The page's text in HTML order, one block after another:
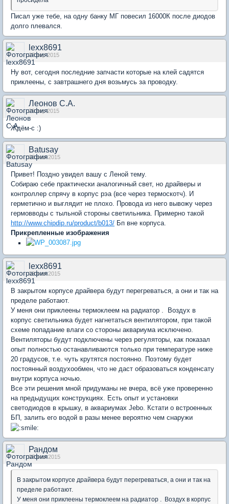
Писал уже тебе, на одну банку МГ повесил 16000К после диодов
долго плевался.
lexx8691
27 апр 2015
Ну вот, сегодня последние запчасти которые на клей садятся
приклеены, с завтрашнего дня возьмусь за проводку.
Леонов С.А.
29 апр 2015
Ждём-с :)
Batusay
03 мая 2015
Привет! Поздно увидел вашу с Леной тему.
Собираю себе практически аналогичный свет, но драйверы и
контроллер спрячу в корпус рэа (все через термоскотч). И
герметично и выглядит не плохо. Провода из него вывожу через
гермовводы с тыльной стороны светильника. Примерно такой
http://www.chipdip.ru/product/b013/ Бп вне корпуса.
Прикрепленные изображения
lexx8691
03 мая 2015
В закрытом корпусе драйвера будут перегреваться, а они и так на
пределе работают.
У меня они приклеены термоклеем на радиатор . Воздух в
корпус светильника будет нагнетаться вентилятором, при такой
схеме попадание влаги со стороны аквариума исключено.
Вентиляторы будут подключены через регуляторы, как показал
опыт полностью останавливаются только при температуре ниже
20 градусов, т.е. чуть крутятся постоянно. Поэтому будет
постоянный воздухообмен, что не даст образоваться конденсату
внутри корпуса ночью.
Все эти решения мной придуманы не вчера, всё уже проверенно
на предыдущих конструкциях. Есть опыт и установки
светодиодов в крышку, в аквариумах Jebo. Кстати о встроенных
БП, залить его водой в разы менее вероятно чем снаружи
Рандом
07 мая 2015
В закрытом корпусе драйвера будут перегреваться, а они и так на
пределе работают.
У меня они приклеены термоклеем на радиатор . Воздух в корпус